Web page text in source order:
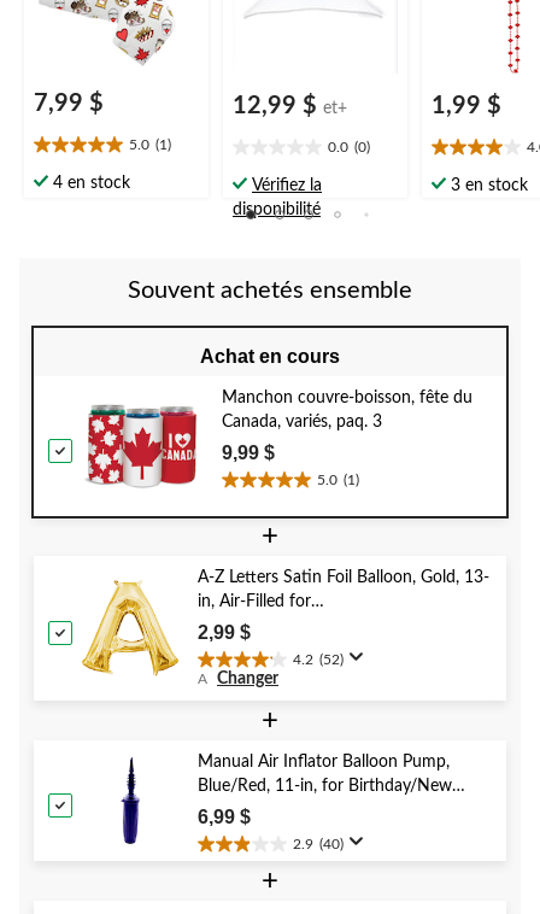
7,99 $
5.0 (1)
5.0
étoile(s)
4 en stock
12,99 $ et+
0.0 (0)
étoile(s)
sur
Vérifiez la
disponibilité
1,99 $
4.0
étoile(s)
3 en stock
Souvent achetés ensemble
Achat en cours
Manchon couvre-boisson, fête du
Canada, variés, paq. 3
9,99 $
5.0 (1)
5.0
étoile(s)
1
évaluation
+
A-Z Letters Satin Foil Balloon, Gold, 13-
in, Air-Filled for
Birthday/Graduation/Baby
Shower/Wedding
2,99 $
4.2 (52)
4.2
étoile(s)
52
évaluations
A Changer
+
Manual Air Inflator Balloon Pump,
Blue/Red, 11-in, for Birthday/New
Year's Eve/Graduation/Baby
Shower/Wedding/Halloween
6,99 $
2.9 (40)
2.9
+